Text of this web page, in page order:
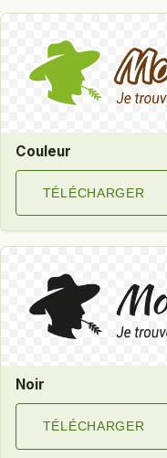
Couleur
TÉLÉCHARGER
Noir
TÉLÉCHARGER